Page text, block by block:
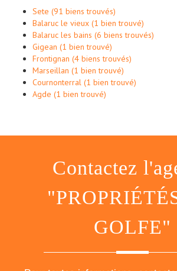
Sete (91 biens trouvés)
Balaruc le vieux (1 bien trouvé)
Balaruc les bains (6 biens trouvés)
Gigean (1 bien trouvé)
Frontignan (4 biens trouvés)
Marseillan (1 bien trouvé)
Cournonterral (1 bien trouvé)
Agde (1 bien trouvé)
contactez
GOLFE"